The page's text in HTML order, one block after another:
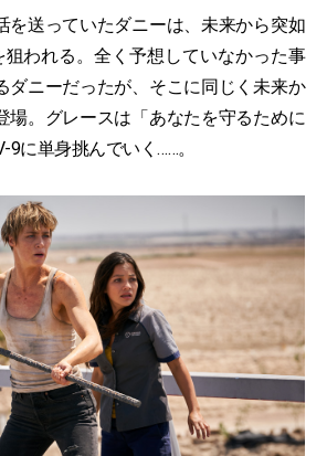
送っていたダニーは、未来から突如
狙われる。全く予想していなかった事
ダニーだったが、そこに同じく未来か
場。グレースは「あなたを守るために
9に単身挑んでいく……。